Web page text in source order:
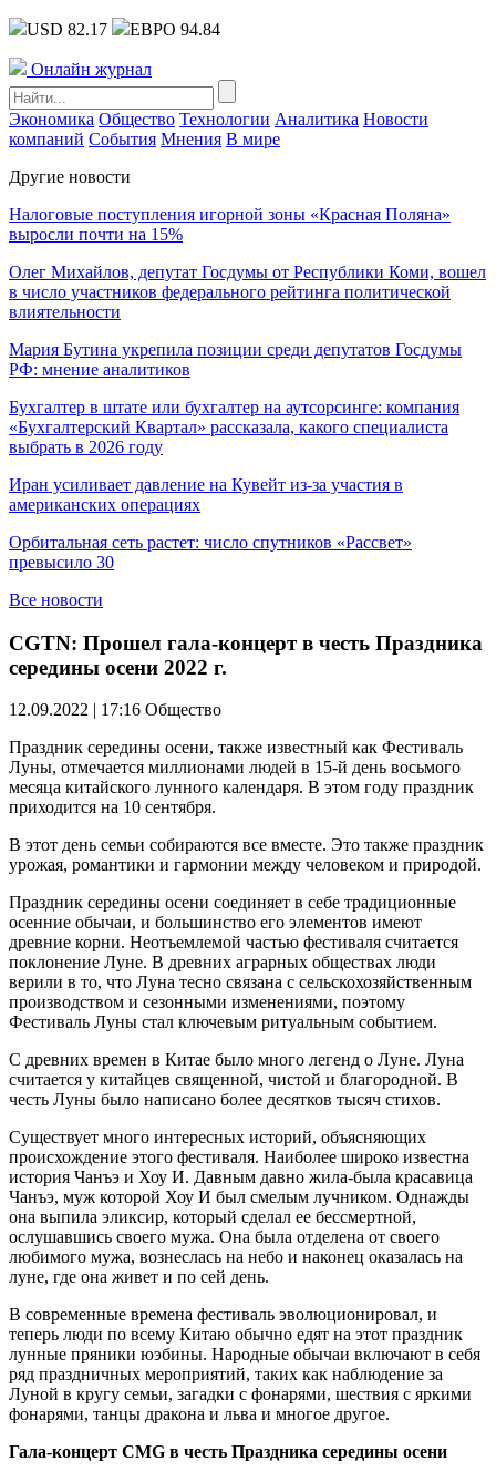
USD 82.17 ЕВРО 94.84
Онлайн журнал
Экономика Общество Технологии Аналитика Новости
компаний События Мнения В мире
Другие новости
Налоговые поступления игорной зоны «Красная Поляна»
выросли почти на 15%
Олег Михайлов, депутат Госдумы от Республики Коми, вошел
в число участников федерального рейтинга политической
влиятельности
Мария Бутина укрепила позиции среди депутатов Госдумы
РФ: мнение аналитиков
Бухгалтер в штате или бухгалтер на аутсорсинге: компания
«Бухгалтерский Квартал» рассказала, какого специалиста
выбрать в 2026 году
Иран усиливает давление на Кувейт из-за участия в
американских операциях
Орбитальная сеть растет: число спутников «Рассвет»
превысило 30
Все новости
CGTN: Прошел гала-концерт в честь Праздника
середины осени 2022 г.
12.09.2022 | 17:16 Общество
Праздник середины осени, также известный как Фестиваль
Луны, отмечается миллионами людей в 15-й день восьмого
месяца китайского лунного календаря. В этом году праздник
приходится на 10 сентября.
В этот день семьи собираются все вместе. Это также праздник
урожая, романтики и гармонии между человеком и природой.
Праздник середины осени соединяет в себе традиционные
осенние обычаи, и большинство его элементов имеют
древние корни. Неотъемлемой частью фестиваля считается
поклонение Луне. В древних аграрных обществах люди
верили в то, что Луна тесно связана с сельскохозяйственным
производством и сезонными изменениями, поэтому
Фестиваль Луны стал ключевым ритуальным событием.
С древних времен в Китае было много легенд о Луне. Луна
считается у китайцев священной, чистой и благородной. В
честь Луны было написано более десятков тысяч стихов.
Существует много интересных историй, объясняющих
происхождение этого фестиваля. Наиболее широко известна
история Чанъэ и Хоу И. Давным давно жила-была красавица
Чанъэ, муж которой Хоу И был смелым лучником. Однажды
она выпила эликсир, который сделал ее бессмертной,
ослушавшись своего мужа. Она была отделена от своего
любимого мужа, вознеслась на небо и наконец оказалась на
луне, где она живет и по сей день.
В современные времена фестиваль эволюционировал, и
теперь люди по всему Китаю обычно едят на этот праздник
лунные пряники юэбины. Народные обычаи включают в себя
ряд праздничных мероприятий, таких как наблюдение за
Луной в кругу семьи, загадки с фонарями, шествия с яркими
фонарями, танцы дракона и льва и многое другое.
Гала-концерт CMG в честь Праздника середины осени